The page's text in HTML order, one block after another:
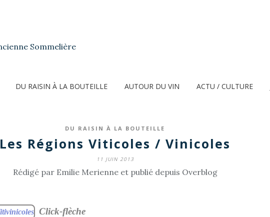
DU RAISIN À LA BOUTEILLE AUTOUR DU VIN ACTU / CULTURE
DU RAISIN À LA BOUTEILLE
Les Régions Viticoles / Vinicoles
11 JUIN 2013
Rédigé par Emilie Merienne et publié depuis Overblog
Click-flèche